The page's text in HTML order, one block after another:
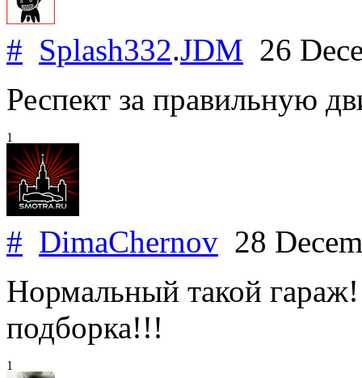
# Splash332.JDM 26
Респект за правильную
1
# DimaChernov 28
Нормальный такой
подборка!!!
1